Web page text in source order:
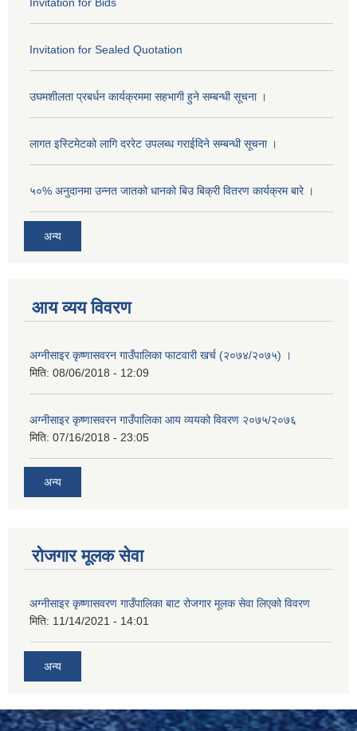
Invitation for Bids
Invitation for Sealed Quotation
उघमशीलता प्रबर्धन कार्यक्रममा सहभागी हुने सम्बन्धी सूचना ।
लागत इस्टिमेटको लागि दररेट उपलब्ध गराईदिने सम्बन्धी सूचना ।
५०% अनुदानमा उन्नत जातको धानको बिउ बिक्री वितरण कार्यक्रम बारे ।
अन्य
आय व्यय विवरण
अग्नीसाइर कृष्णासवरन गाउँपालिका फाटवारी खर्च (२०७४/२०७५) ।
मिति: 08/06/2018 - 12:09
अग्नीसाइर कृष्णासवरन गाउँपालिका आय व्ययको विवरण २०७५/२०७६
मिति: 07/16/2018 - 23:05
अन्य
रोजगार मूलक सेवा
अग्नीसाइर कृष्णासवरण गाउँपालिका बाट रोजगार मूलक सेवा लिएको विवरण
मिति: 11/14/2021 - 14:01
अन्य